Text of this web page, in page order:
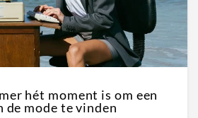
hét moment is om een
de mode te vinden